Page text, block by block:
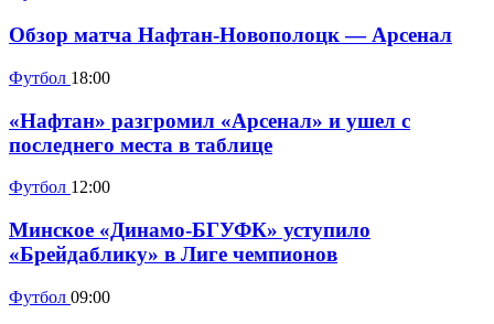
Обзор матча Нафтан-Новополоцк — Арсенал
Футбол 18:00
«Нафтан» разгромил «Арсенал» и ушел с
последнего места в таблице
Футбол 12:00
Минское «Динамо-БГУФК» уступило
«Брейдаблику» в Лиге чемпионов
Футбол 09:00